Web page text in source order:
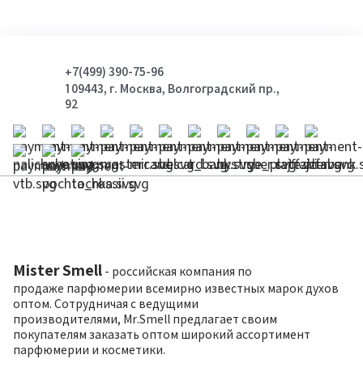
+7(499) 390-75-96
109443, г. Москва, Волгоградский пр.,
92
Mister Smell - российская компания по
продаже парфюмерии всемирно известных марок духов
оптом. Сотрудничая с ведущими
производителями, Mr.Smell предлагает своим
покупателям заказать оптом широкий ассортимент
парфюмерии и косметики.